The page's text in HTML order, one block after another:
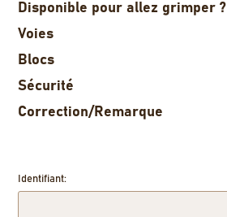
Disponible pour allez grimper ?
Voies
Blocs
Sécurité
Correction/Remarque
Identifiant: